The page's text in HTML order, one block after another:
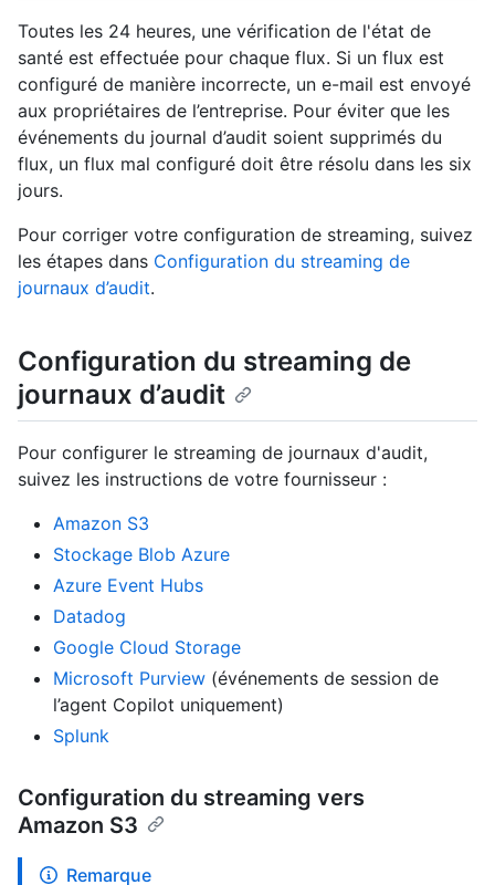
Toutes les 24 heures, une vérification de l'état de
santé est effectuée pour chaque flux. Si un flux est
configuré de manière incorrecte, un e-mail est envoyé
aux propriétaires de l’entreprise. Pour éviter que les
événements du journal d’audit soient supprimés du
flux, un flux mal configuré doit être résolu dans les six
jours.
Pour corriger votre configuration de streaming, suivez
les étapes dans Configuration du streaming de
journaux d’audit.
Configuration du streaming de
journaux d’audit
Pour configurer le streaming de journaux d'audit,
suivez les instructions de votre fournisseur :
Amazon S3
Stockage Blob Azure
Azure Event Hubs
Datadog
Google Cloud Storage
Microsoft Purview (événements de session de
l’agent Copilot uniquement)
Splunk
Configuration du streaming vers
Amazon S3
Remarque